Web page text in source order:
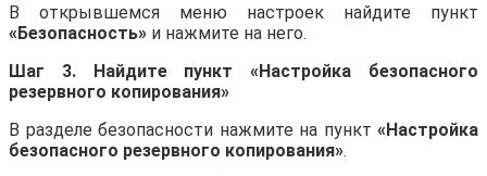
В открывшемся меню настроек найдите пункт
«Безопасность» и нажмите на него.
Шаг 3. Найдите пункт «Настройка безопасного
резервного копирования»
В разделе безопасности нажмите на пункт «Настройка
безопасного резервного копирования».